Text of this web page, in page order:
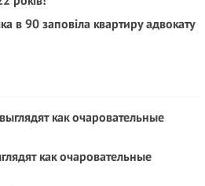
в 90 заповіла квартиру адвокату
как очаровательные